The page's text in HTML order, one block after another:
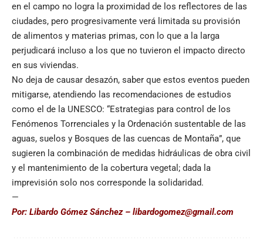
en el campo no logra la proximidad de los reflectores de las
ciudades, pero progresivamente verá limitada su provisión
de alimentos y materias primas, con lo que a la larga
perjudicará incluso a los que no tuvieron el impacto directo
en sus viviendas.
No deja de causar desazón, saber que estos eventos pueden
mitigarse, atendiendo las recomendaciones de estudios
como el de la UNESCO: “Estrategias para control de los
Fenómenos Torrenciales y la Ordenación sustentable de las
aguas, suelos y Bosques de las cuencas de Montaña”, que
sugieren la combinación de medidas hidráulicas de obra civil
y el mantenimiento de la cobertura vegetal; dada la
imprevisión solo nos corresponde la solidaridad.
—
Por: Libardo Gómez Sánchez – libardogomez@gmail.com